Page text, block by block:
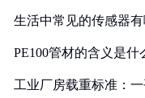
生活中常见的传感器
PE100管材的含义是什
工业厂房载重标准：